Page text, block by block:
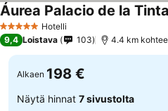
5 Tähtiluokitus
Hotelli
9,4 Loistava 103 4.4 km
Alkaen 198 €
Näytä hinnat 7 sivustolta